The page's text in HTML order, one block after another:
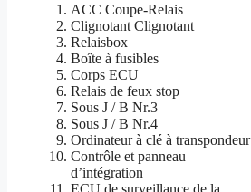
ACC Coupe-Relais
Clignotant Clignotant
Relaisbox
Boîte à fusibles
Corps ECU
Relais de feux stop
Sous J / B Nr.3
Sous J / B Nr.4
Ordinateur à clé à transpondeur
Contrôle et panneau
d’intégration
ECU de surveillance de la